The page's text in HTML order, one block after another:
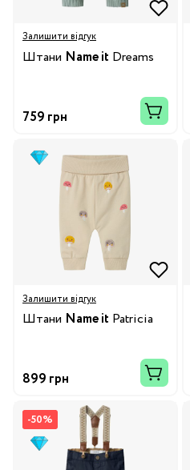
Залишити відгук
Штани Name it Dreams
759 грн
Залишити відгук
Штани Name it Patricia
899 грн
-50%